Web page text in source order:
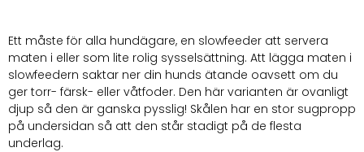
Ett måste för alla hundägare, en slowfeeder att servera
maten i eller som lite rolig sysselsättning. Att lägga maten i
slowfeedern saktar ner din hunds ätande oavsett om du
ger torr- färsk- eller våtfoder. Den här varianten är ovanligt
djup så den är ganska pysslig! Skålen har en stor sugpropp
på undersidan så att den står stadigt på de flesta
underlag.